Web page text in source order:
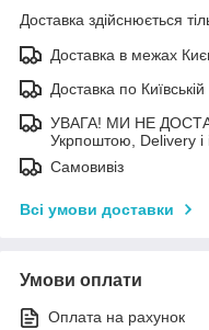
Доставка здійснюється
Доставка в межах
Доставка по Київській
УВАГА! МИ НЕ
Укрпоштою, Delivery
Самовивіз
Всі умови доставки
Умови оплати
Оплата на рахунок